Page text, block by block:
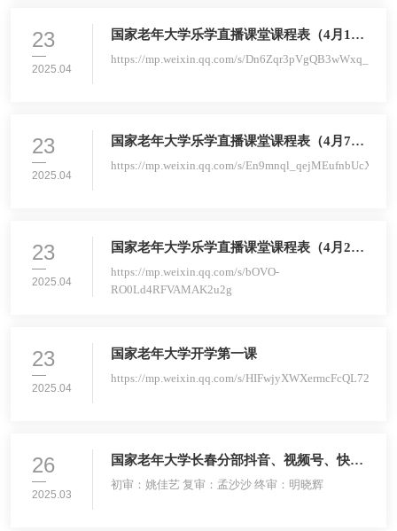
23
2025.04
国家老年大学乐学直播课堂课程表（4月14
日、16日、18日）
https://mp.weixin.qq.com/s/Dn6Zqr3pVgQB3wWxq_yfLw
23
2025.04
国家老年大学乐学直播课堂课程表（4月7
日、9日、11日）
https://mp.weixin.qq.com/s/En9mnql_qejMEufnbUcX5Q
23
2025.04
国家老年大学乐学直播课堂课程表（4月2
日）
https://mp.weixin.qq.com/s/bOVO-
RO0Ld4RFVAMAK2u2g
23
2025.04
国家老年大学开学第一课
https://mp.weixin.qq.com/s/HIFwjyXWXermcFcQL72QXg
26
2025.03
国家老年大学长春分部抖音、视频号、快手
账号
初审：姚佳艺 复审：孟沙沙 终审：明晓辉